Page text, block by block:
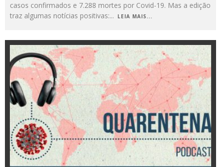
casos confirmados e 7.288 mortes por Covid-19. Mas a edição
traz algumas notícias positivas:... LEIA MAIS...